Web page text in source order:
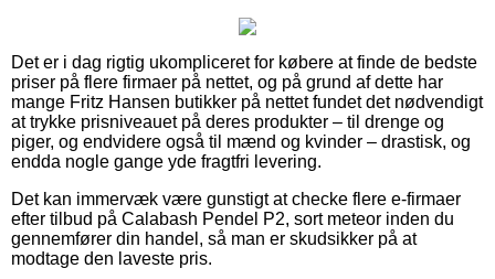
Det er i dag rigtig ukompliceret for købere at finde de bedste
priser på flere firmaer på nettet, og på grund af dette har
mange Fritz Hansen butikker på nettet fundet det nødvendigt
at trykke prisniveauet på deres produkter – til drenge og
piger, og endvidere også til mænd og kvinder – drastisk, og
endda nogle gange yde fragtfri levering.
Det kan immervæk være gunstigt at checke flere e-firmaer
efter tilbud på Calabash Pendel P2, sort meteor inden du
gennemfører din handel, så man er skudsikker på at
modtage den laveste pris.